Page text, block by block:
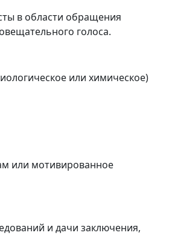
в области обращения
голоса.
или химическое)
или мотивированное
и дачи заключения,